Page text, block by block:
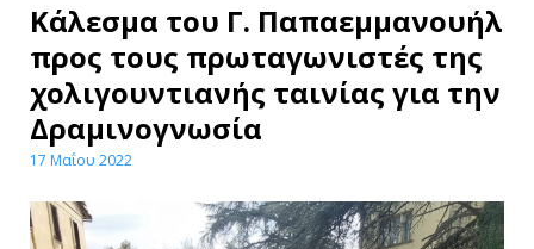
Κάλεσμα του Γ. Παπαεμμανουήλ
προς τους πρωταγωνιστές της
χολιγουντιανής ταινίας για την
Δραμινογνωσία
17 Μαΐου 2022